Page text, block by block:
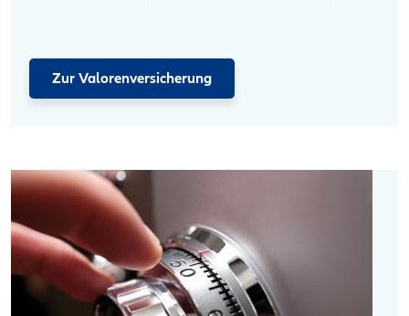
Zur Valorenversicherung